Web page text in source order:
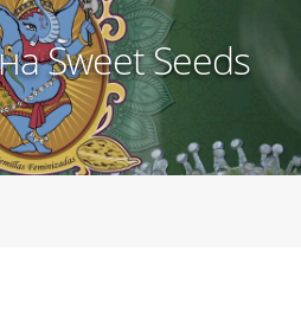
Sweet Seeds